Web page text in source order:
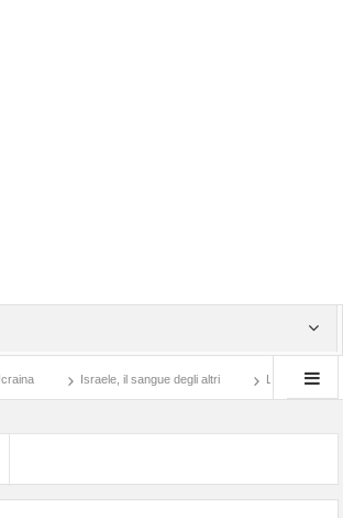
Israele, il sangue degli altri Lotta di classe… tra